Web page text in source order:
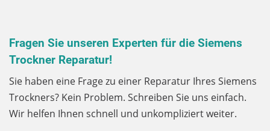
Fragen Sie unseren Experten für die Siemens
Trockner Reparatur!
Sie haben eine Frage zu einer Reparatur Ihres Siemens
Trockners? Kein Problem. Schreiben Sie uns einfach.
Wir helfen Ihnen schnell und unkompliziert weiter.